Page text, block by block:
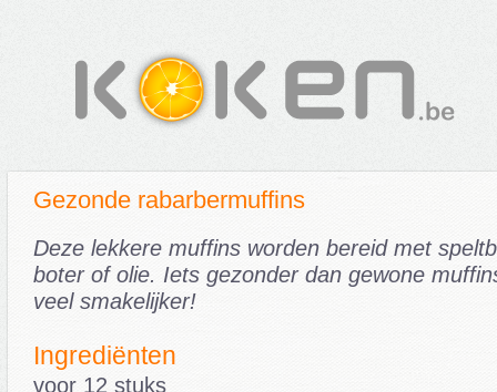
Gezonde rabarbermuffins
Deze lekkere muffins worden bereid met
boter of olie. Iets gezonder dan gewone
veel smakelijker!
Ingrediënten
voor 12 stuks